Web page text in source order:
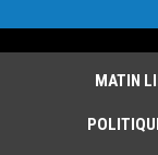
MATIN